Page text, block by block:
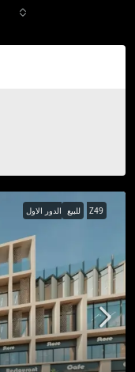
للبيع الدور الاول Z49